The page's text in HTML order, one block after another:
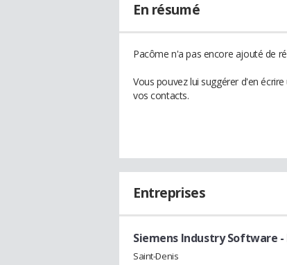
En résumé
Pacôme n'a pas encore ajouté de
Vous pouvez lui suggérer d'en
vos contacts.
Entreprises
Siemens Industry Software -
Saint-Denis